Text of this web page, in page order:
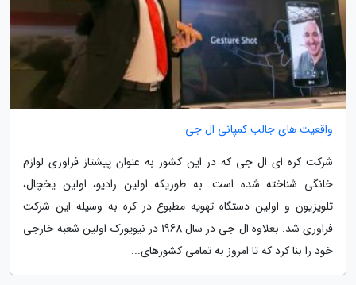
واقعیت های جالب کمپانی ال جی
شرکت کره ای ال جی که در این کشور به عنوان پیشتاز فراوری لوازم
خانگی شناخته شده است. به طوریکه اولین رادیو، اولین یخچال،
تلویزیون و اولین دستگاه تهویه مطبوع در کره به وسیله این شرکت
فراوری شد. بعلاوه ال جی در سال 1968 در نیویورک اولین شعبه خارجی
خود را بنا کرد که تا امروز به تمامی کشورهای...